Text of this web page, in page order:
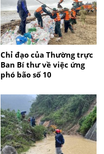
Chỉ đạo của Thường trực
Ban Bí thư về việc ứng
phó bão số 10